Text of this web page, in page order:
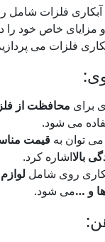
فلزات شامل روش
خود را دارند. در
می پردازیم:
از فلزات پایه
قیمت مناسب،
کرد.
شامللوازم
شود.